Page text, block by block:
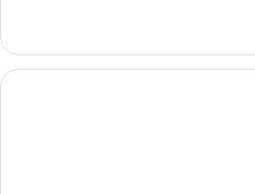
hakkında
daha
fazla